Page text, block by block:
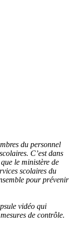
du personnel
C’est dans
le ministère de
scolaires du
pour prévenir
vidéo qui
de contrôle.